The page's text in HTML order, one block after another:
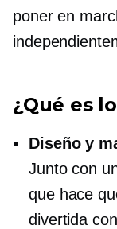
poner en
¿Qué es
Diseño y
Junto con
que hace
divertida